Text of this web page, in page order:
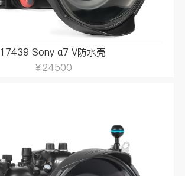
17439 Sony α7 V防水壳
￥24500